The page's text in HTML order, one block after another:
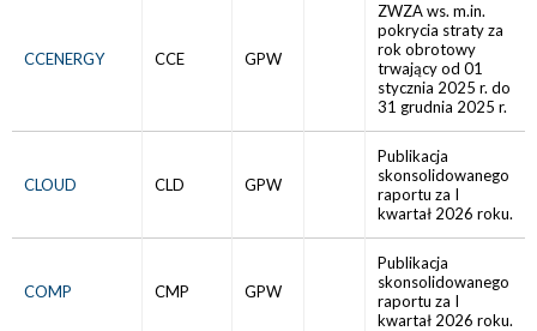
CCENERGY CCE GPW
ZWZA ws. m.in.
pokrycia straty za
rok obrotowy
trwający od 01
stycznia 2025 r. do
31 grudnia 2025 r.
CLOUD CLD GPW
Publikacja
skonsolidowanego
raportu za I
kwartał 2026 roku.
COMP CMP GPW
Publikacja
skonsolidowanego
raportu za I
kwartał 2026 roku.